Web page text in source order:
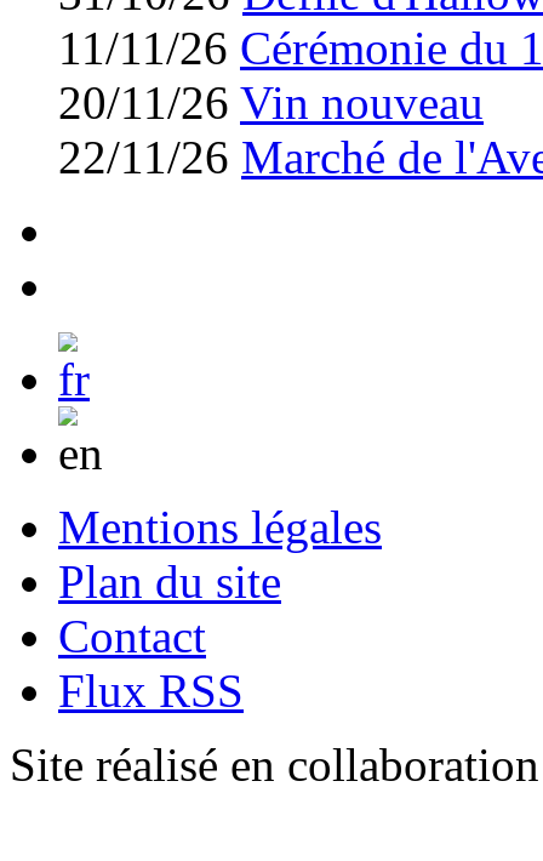
11/11/26 Cérémonie du
20/11/26 Vin nouveau
22/11/26 Marché de
Mentions légales
Plan du site
Contact
Flux RSS
Site réalisé en